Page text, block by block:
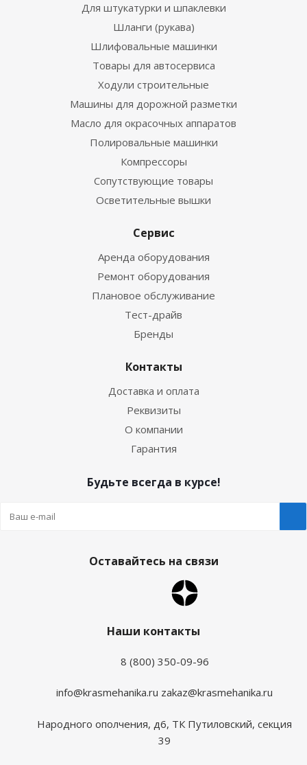
Для штукатурки и шпаклевки
Шланги (рукава)
Шлифовальные машинки
Товары для автосервиса
Ходули строительные
Машины для дорожной разметки
Масло для окрасочных аппаратов
Полировальные машинки
Компрессоры
Сопутствующие товары
Осветительные вышки
Сервис
Аренда оборудования
Ремонт оборудования
Плановое обслуживание
Тест-драйв
Бренды
Контакты
Доставка и оплата
Реквизиты
О компании
Гарантия
Будьте всегда в курсе!
Оставайтесь на связи
Наши контакты
8 (800) 350-09-96
info@krasmehanika.ru zakaz@krasmehanika.ru
Народного ополчения, д6, ТК Путиловский, секция
39